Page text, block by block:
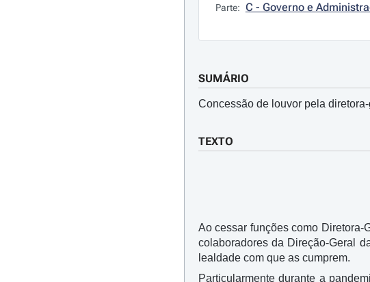
Parte: C - Governo e
SUMÁRIO
Concessão de louvor pela
TEXTO
Ao cessar funções como Diretora-
colaboradores da Direção-Geral
lealdade com que as cumprem.
Particularmente durante a